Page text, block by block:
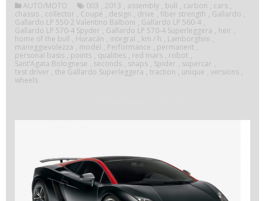
AUTO/MOTO 003 , 2013 , assembly , bull , carbon , cars ,
chassis , collector , Coupé , design , drive , fiber strength , Gallardo ,
Gallardo LP 550-2 Valentino Balboni , Gallardo LP 560-4 ,
Gallardo LP 570-4 Spyder , Gallardo LP 570-4 Superleggera , heir ,
home of the bull , Huracán , integral , km / h , Lamborghini ,
maneggievolezza , model , Performance , permanent ,
personal basis , points , qualities , red mars , robot ,
Sant’Agata Bolognese , seconds , snaps , Spider , supercar ,
test driver , the Gallardo Superleggera , traction , unique , versions ,
wheels